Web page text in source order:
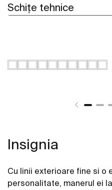
Schițe tehnice
Insignia
Cu linii exterioare fine si o
personalitate, manerul ei